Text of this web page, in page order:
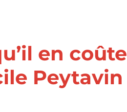
en coûte
Peytavin